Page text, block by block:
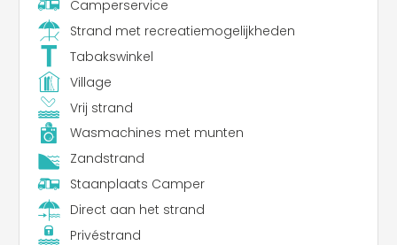
Camperservice
Strand met recreatiemogelijkheden
Tabakswinkel
Village
Vrij strand
Wasmachines met munten
Zandstrand
Staanplaats Camper
Direct aan het strand
Privéstrand